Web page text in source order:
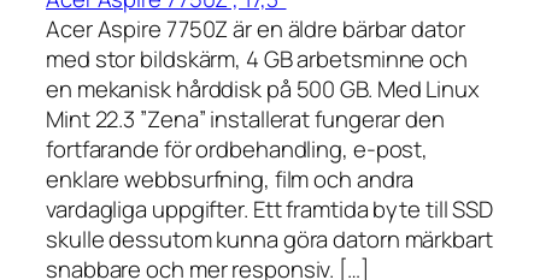
Acer Aspire 7750Z är en äldre bärbar dator
med stor bildskärm, 4 GB arbetsminne och
en mekanisk hårddisk på 500 GB. Med Linux
Mint 22.3 ”Zena” installerat fungerar den
fortfarande för ordbehandling, e-post,
enklare webbsurfning, film och andra
vardagliga uppgifter. Ett framtida byte till SSD
skulle dessutom kunna göra datorn märkbart
snabbare och mer responsiv. […]